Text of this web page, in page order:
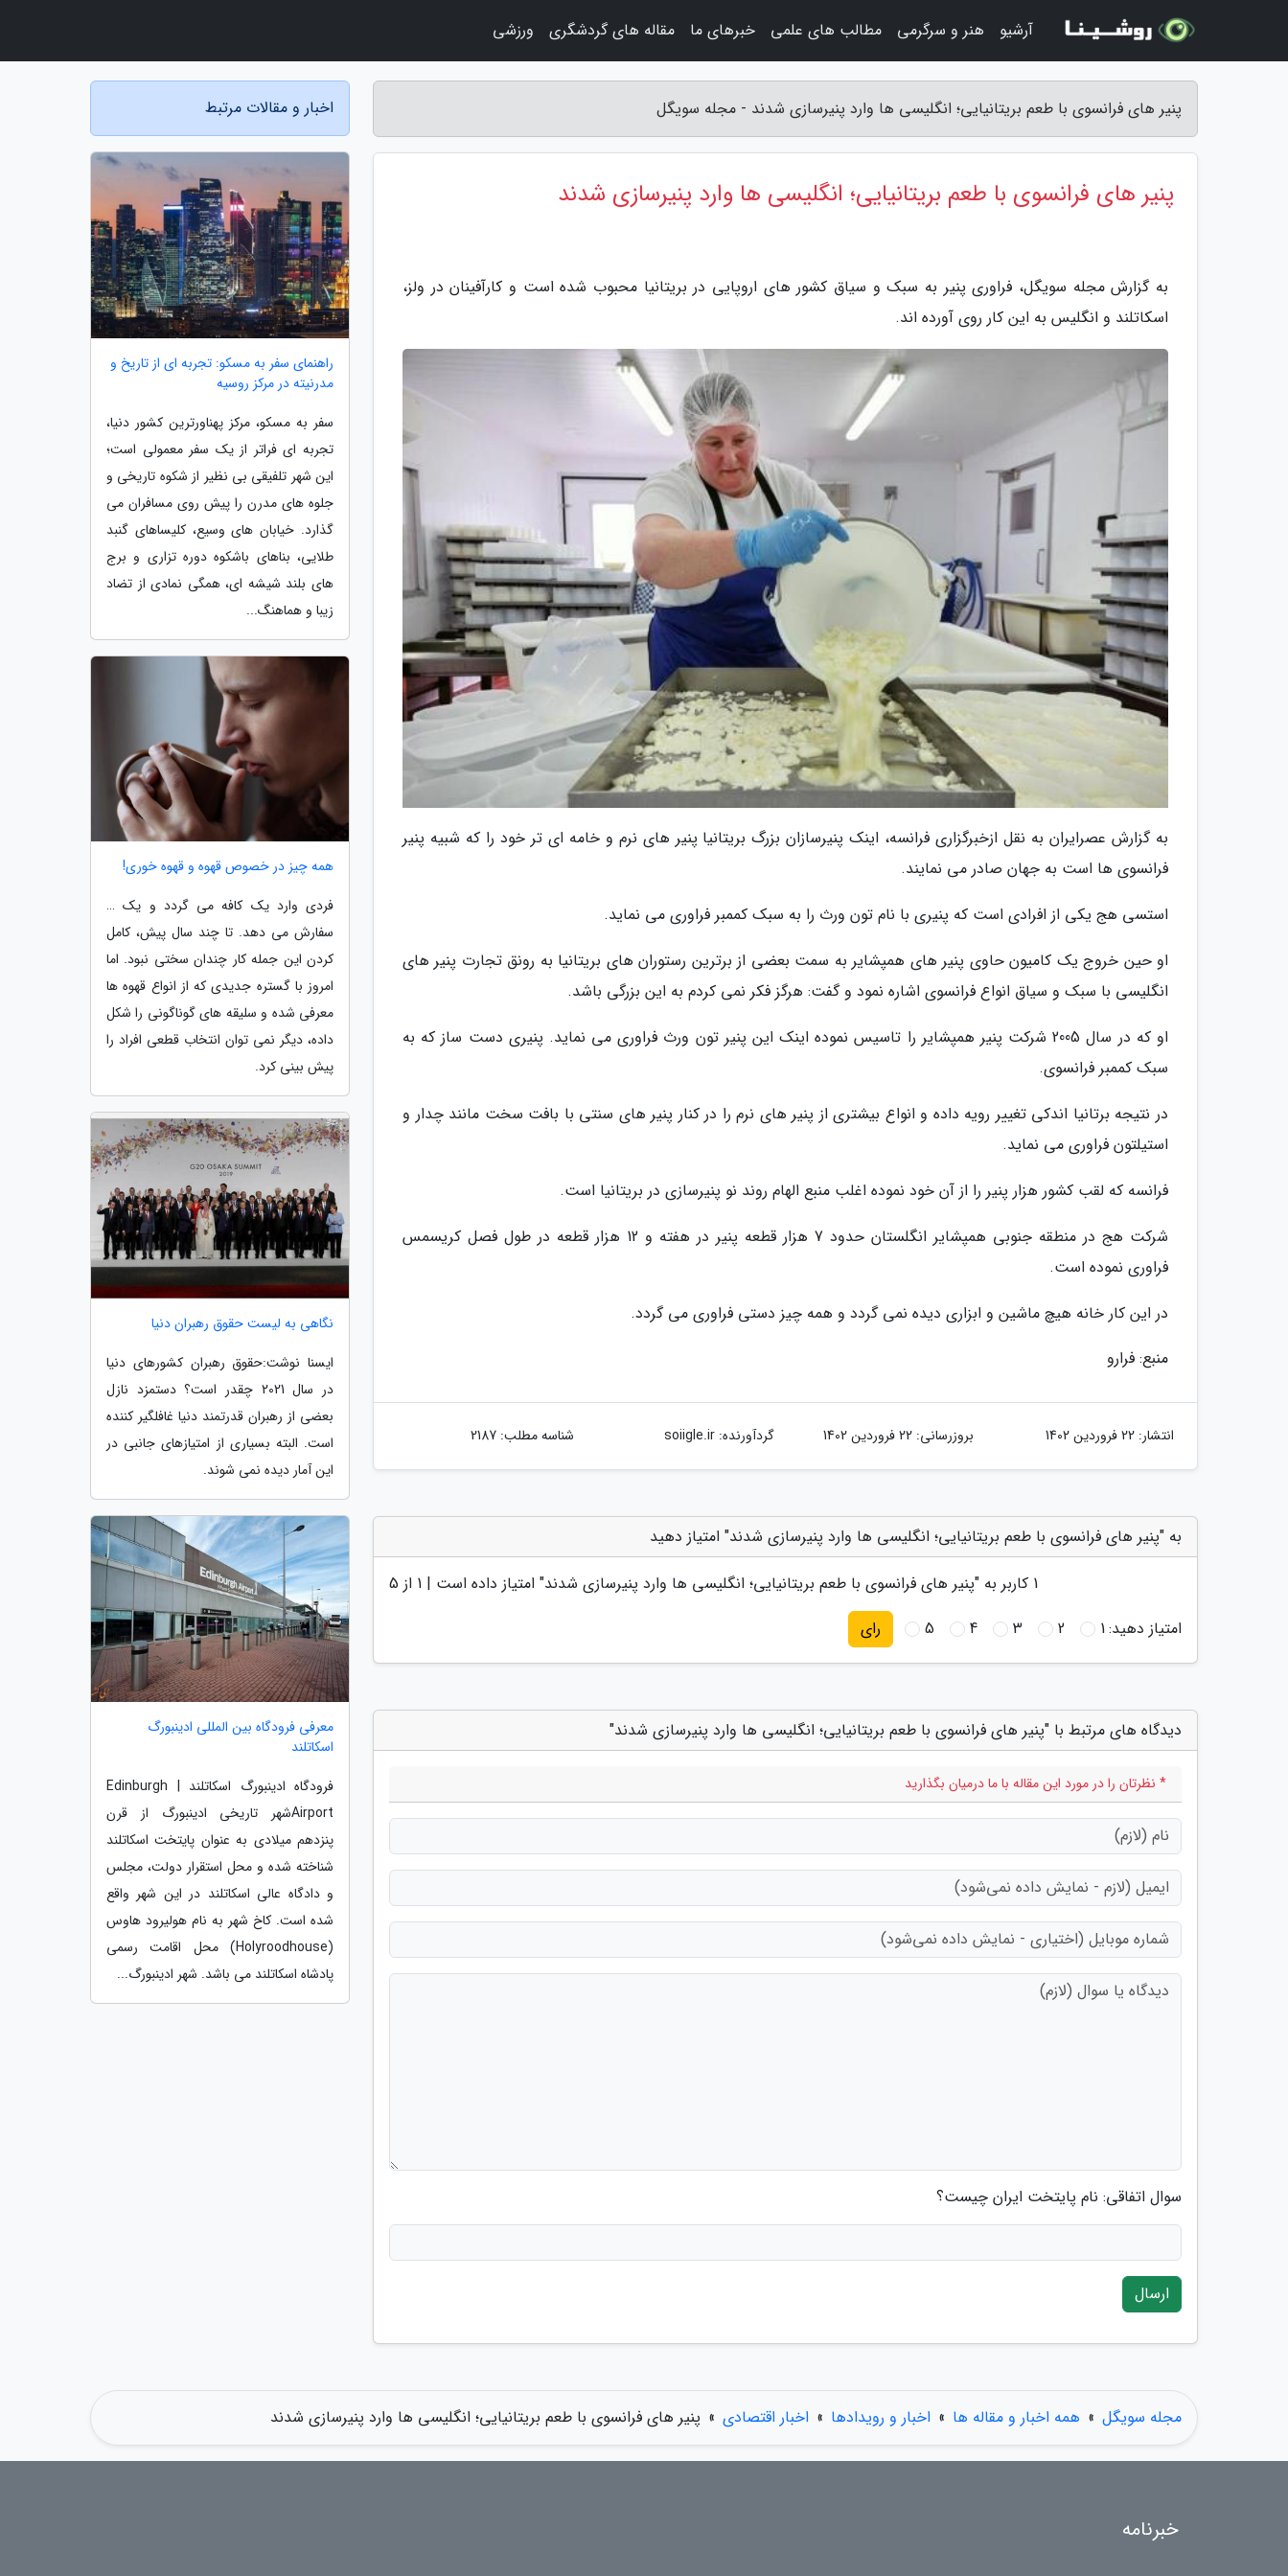
پنیر های فرانسوی با طعم بریتانیایی؛ انگلیسی ها وارد پنیرسازی شدند - مجله سویگل
پنیر های فرانسوی با طعم بریتانیایی؛ انگلیسی ها وارد پنیرسازی شدند
به گزارش مجله سویگل، فراوری پنیر به سبک و سیاق کشور های اروپایی در بریتانیا محبوب شده است و کارآفینان در ولز،
اسکاتلند و انگلیس به این کار روی آورده اند.
به گزارش عصرایران به نقل ازخبرگزاری فرانسه، اینک پنیرسازان بزرگ بریتانیا پنیر های نرم و خامه ای تر خود را که شبیه پنیر
فرانسوی ها است به جهان صادر می نمایند.
استسی هج یکی از افرادی است که پنیری با نام تون ورث را به سبک کممبر فراوری می نماید.
او حین خروج یک کامیون حاوی پنیر های همپشایر به سمت بعضی از برترین رستوران های بریتانیا به رونق تجارت پنیر های
انگلیسی با سبک و سیاق انواع فرانسوی اشاره نمود و گفت: هرگز فکر نمی کردم به این بزرگی باشد.
او که در سال 2005 شرکت پنیر همپشایر را تاسیس نموده اینک این پنیر تون ورث فراوری می نماید. پنیری دست ساز که به
سبک کممبر فرانسوی.
در نتیجه برتانیا اندکی تغییر رویه داده و انواع بیشتری از پنیر های نرم را در کنار پنیر های سنتی با بافت سخت مانند چدار و
استیلتون فراوری می نماید.
فرانسه که لقب کشور هزار پنیر را از آن خود نموده اغلب منبع الهام روند نو پنیرسازی در بریتانیا است.
شرکت هج در منطقه جنوبی همپشایر انگلستان حدود 7 هزار قطعه پنیر در هفته و 12 هزار قطعه در طول فصل کریسمس
فراوری نموده است.
در این کار خانه هیچ ماشین و ابزاری دیده نمی گردد و همه چیز دستی فراوری می گردد.
منبع: فرارو
انتشار: 22 فروردین 1402 بروزرسانی: 22 فروردین 1402 گردآورنده:soiigle.ir شناسه مطلب: 2187
به "پنیر های فرانسوی با طعم بریتانیایی؛ انگلیسی ها وارد پنیرسازی شدند" امتیاز دهید
1 کاربر به "پنیر های فرانسوی با طعم بریتانیایی؛ انگلیسی ها وارد پنیرسازی شدند" امتیاز داده است | 1 از 5
امتیاز دهید:1
2
3
4
5 رای
دیدگاه های مرتبط با "پنیر های فرانسوی با طعم بریتانیایی؛ انگلیسی ها وارد پنیرسازی شدند"
* نظرتان را در مورد این مقاله با ما درمیان بگذارید
سوال اتفاقی: نام پایتخت ایران چیست؟
ارسال
اخبار و مقالات مرتبط
راهنمای سفر به مسکو: تجربه ای از تاریخ و
مدرنیته در مرکز روسیه
سفر به مسکو، مرکز پهناورترین کشور دنیا،
تجربه ای فراتر از یک سفر معمولی است؛
این شهر تلفیقی بی نظیر از شکوه تاریخی و
جلوه های مدرن را پیش روی مسافران می
گذارد. خیابان های وسیع، کلیساهای گنبد
طلایی، بناهای باشکوه دوره تزاری و برج
های بلند شیشه ای، همگی نمادی از تضاد
زیبا و هماهنگ...
همه چیز در خصوص قهوه و قهوه خوری!
فردی وارد یک کافه می گردد و یک …
سفارش می دهد. تا چند سال پیش، کامل
کردن این جمله کار چندان سختی نبود. اما
امروز با گستره جدیدی که از انواع قهوه ها
معرفی شده و سلیقه های گوناگونی را شکل
داده، دیگر نمی توان انتخاب قطعی افراد را
پیش بینی کرد.
نگاهی به لیست حقوق رهبران دنیا
ایسنا نوشت:حقوق رهبران کشورهای دنیا
در سال 2021 چقدر است؟ دستمزد نازل
بعضی از رهبران قدرتمند دنیا غافلگیر کننده
است. البته بسیاری از امتیازهای جانبی در
این آمار دیده نمی شوند.
معرفی فرودگاه بین المللی ادینبورگ
اسکاتلند
فرودگاه ادینبورگ اسکاتلند | Edinburgh
Airportشهر تاریخی ادینبورگ از قرن
پنزدهم میلادی به عنوان پایتخت اسکاتلند
شناخته شده و محل استقرار دولت، مجلس
و دادگاه عالی اسکاتلند در این شهر واقع
شده است. کاخ شهر به نام هولیرود هاوس
(Holyroodhouse) محل اقامت رسمی
پادشاه اسکاتلند می باشد. شهر ادینبورگ...
مجله سویگل » همه اخبار و مقاله ها » اخبار و رویدادها » اخبار اقتصادی » پنیر های فرانسوی با طعم بریتانیایی؛ انگلیسی ها وارد پنیرسازی شدند
آرشیو هنر و سرگرمی مطالب های علمی خبرهای ما مقاله های گردشگری ورزشی
خبرنامه